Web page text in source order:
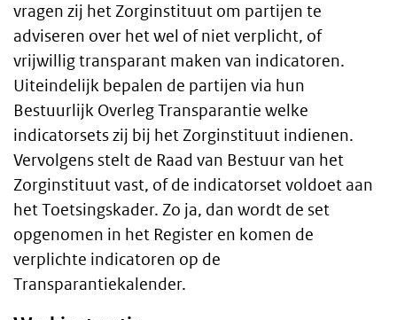
vragen zij het Zorginstituut om partijen te
adviseren over het wel of niet verplicht, of
vrijwillig transparant maken van indicatoren.
Uiteindelijk bepalen de partijen via hun
Bestuurlijk Overleg Transparantie welke
indicatorsets zij bij het Zorginstituut indienen.
Vervolgens stelt de Raad van Bestuur van het
Zorginstituut vast, of de indicatorset voldoet aan
het Toetsingskader. Zo ja, dan wordt de set
opgenomen in het Register en komen de
verplichte indicatoren op de
Transparantiekalender.